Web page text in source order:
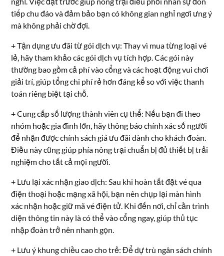
tiếp chu đáo và đảm bảo bạn có không gian nghỉ ngơi ưng ý
mà không phải chờ đợi.
+ Tận dụng ưu đãi từ gói dịch vụ: Thay vì mua từng loại vé
lẻ, hãy tham khảo các gói dịch vụ tích hợp. Các gói này
thường bao gồm cả phí vào cổng và các hoạt động vui chơi
giải trí, giúp tổng chi phí rẻ hơn đáng kể so với việc thanh
toán riêng biệt tại chỗ.
+ Cung cấp số lượng thành viên cụ thể: Nếu bạn đi theo
nhóm hoặc gia đình lớn, hãy thông báo chính xác số người
để nhận được chính sách giá ưu đãi dành cho khách đoàn.
Điều này cũng giúp phía nông trại chuẩn bị đủ thiết bị trải
nghiệm cho tất cả mọi người.
+ Lưu lại xác nhận giao dịch: Sau khi hoàn tất đặt vé qua
điện thoại hoặc mạng xã hội, bạn nên chụp lại màn hình
xác nhận hoặc giữ mã vé điện tử. Khi đến nơi, chỉ cần trình
diện thông tin này là có thể vào cổng ngay, giúp thủ tục
nhập đoàn trở nên nhanh gọn.
+ Lưu ý khung chiều cao cho trẻ: Để dự trù ngân sách chính